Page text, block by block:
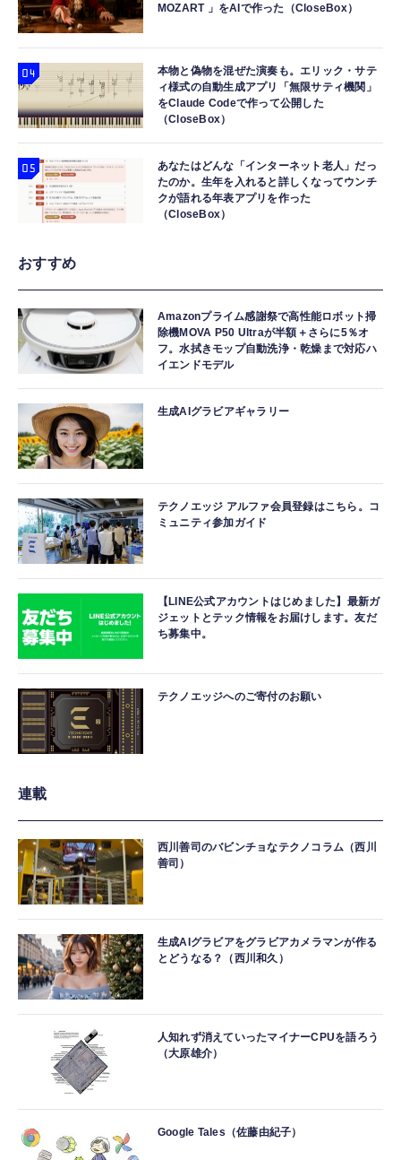
MOZART 」をAIで作った（CloseBox）
本物と偽物を混ぜた演奏も。エリック・サテ
ィ様式の自動生成アプリ「無限サティ機関」
をClaude Codeで作って公開した
（CloseBox）
あなたはどんな「インターネット老人」だっ
たのか。生年を入れると詳しくなってウンチ
クが語れる年表アプリを作った
（CloseBox）
おすすめ
Amazonプライム感謝祭で高性能ロボット掃
除機MOVA P50 Ultraが半額＋さらに5％オ
フ。水拭きモップ自動洗浄・乾燥まで対応ハ
イエンドモデル
生成AIグラビアギャラリー
テクノエッジ アルファ会員登録はこちら。コ
ミュニティ参加ガイド
【LINE公式アカウントはじめました】最新ガ
ジェットとテック情報をお届けします。友だ
ち募集中。
テクノエッジへのご寄付のお願い
連載
西川善司のバビンチョなテクノコラム（西川
善司）
生成AIグラビアをグラビアカメラマンが作る
とどうなる？（西川和久）
人知れず消えていったマイナーCPUを語ろう
（大原雄介）
Google Tales（佐藤由紀子）